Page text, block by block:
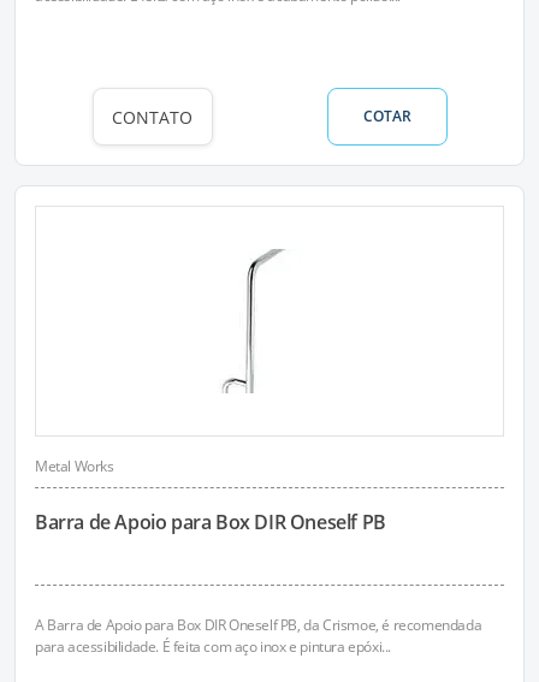
CONTATO COTAR
Metal Works
Barra de Apoio para Box DIR Oneself PB
A Barra de Apoio para Box DIR Oneself PB, da Crismoe, é recomendada
para acessibilidade. É feita com aço inox e pintura epóxi...